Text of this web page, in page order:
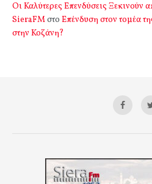
Οι Καλύτερες Επενδύσεις Ξεκινούν
SieraFMστο Επένδυση στον τομέα
στην Κοζάνη?